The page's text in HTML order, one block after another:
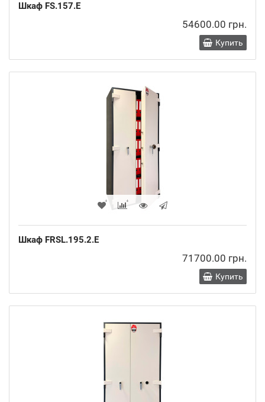
Шкаф FS.157.E
54600.00 грн.
Купить
Шкаф FRSL.195.2.E
71700.00 грн.
Купить